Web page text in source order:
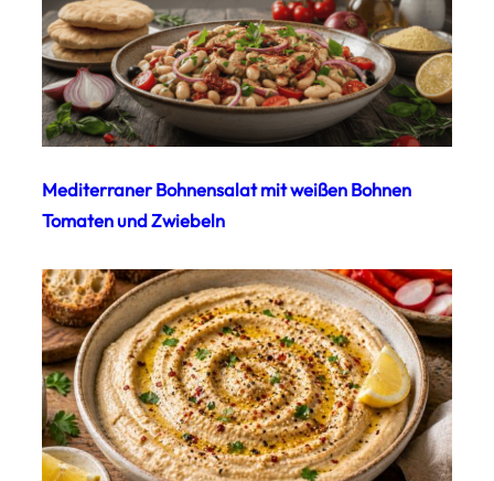
Mediterraner Bohnensalat mit weißen Bohnen
Tomaten und Zwiebeln